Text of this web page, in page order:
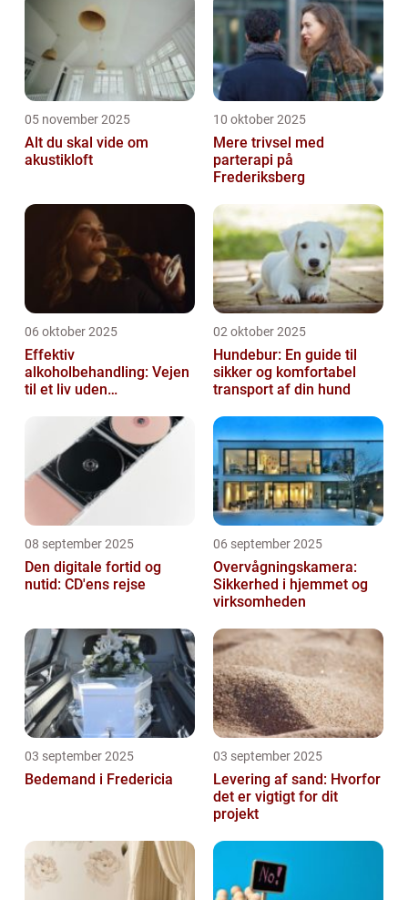
05 november 2025
Alt du skal vide om
akustikloft
10 oktober 2025
Mere trivsel med
parterapi på
Frederiksberg
06 oktober 2025
Effektiv
alkoholbehandling: Vejen
til et liv uden
02 oktober 2025
Hundebur: En guide til
sikker og komfortabel
transport af din hund
08 september 2025
Den digitale fortid og
nutid: CD'ens rejse
06 september 2025
Overvågningskamera:
Sikkerhed i hjemmet og
virksomheden
03 september 2025
Bedemand i Fredericia
03 september 2025
Levering af sand: Hvorfor
det er vigtigt for dit
projekt